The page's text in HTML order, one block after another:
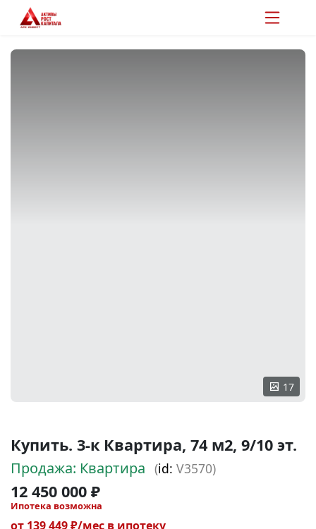
17
Купить. 3-к Квартира, 74 м2, 9/10 эт.
Продажа: Квартира (id: V3570)
12 450 000 ₽
Ипотека возможна
от 139 449 ₽/мес в ипотеку